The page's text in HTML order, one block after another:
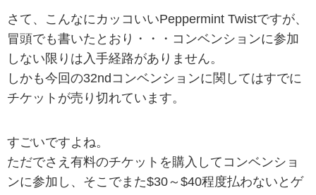
さて、こんなにカッコいいPeppermint Twistですが、
冒頭でも書いたとおり・・・コンベンションに参加
しない限りは入手経路がありません。
しかも今回の32ndコンベンションに関してはすでに
チケットが売り切れています。
すごいですよね。
ただでさえ有料のチケットを購入してコンベンショ
ンに参加し、そこでまた$30～$40程度払わないとゲ